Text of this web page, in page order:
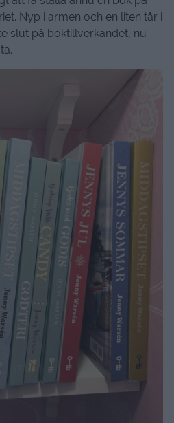
Nyp i armen och en liten tår i
slut på boktillverkandet, nu